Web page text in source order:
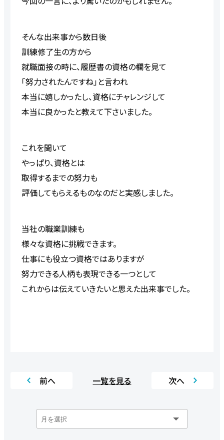
そんな出来事から数日後
訓練修了生の方から
就職面接の時に、履歴書の資格の欄を見て
「努力されたんですね」と言われ
本当に嬉しかったし、資格にチャレンジして
本当に良かったと教えて下さいました。
これを聞いて
やっぱり、資格とは
取得するまでの努力も
評価してもらえるものなのだと実感しました。
当社の職業訓練も
様々な資格に挑戦できます。
仕事にも役立つ資格ではありますが
努力できる人柄も表現できる一つとして
これからは伝えていきたいと思えた出来事でした。
前へ 一覧を見る 次へ